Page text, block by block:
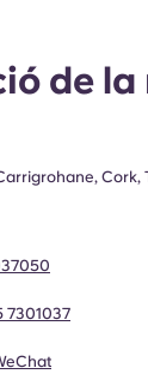
de la
Cork,
7301037